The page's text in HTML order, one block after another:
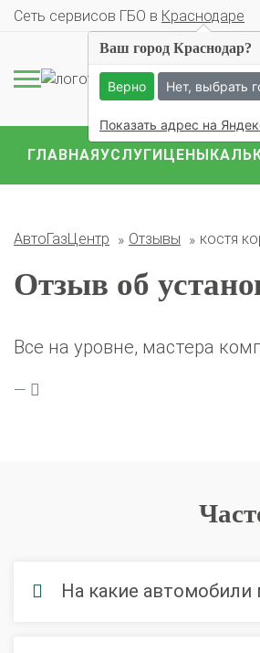
Cеть сервисов ГБО в Краснодаре
ГЛАВНАЯУСЛУГИЦЕНЫ
АвтоГазЦентр Отзывы костя
Отзыв об
Все на уровне, мастера
На какие
Ваш город Краснодар?
Верно Нет, выбрать
Показать адрес на